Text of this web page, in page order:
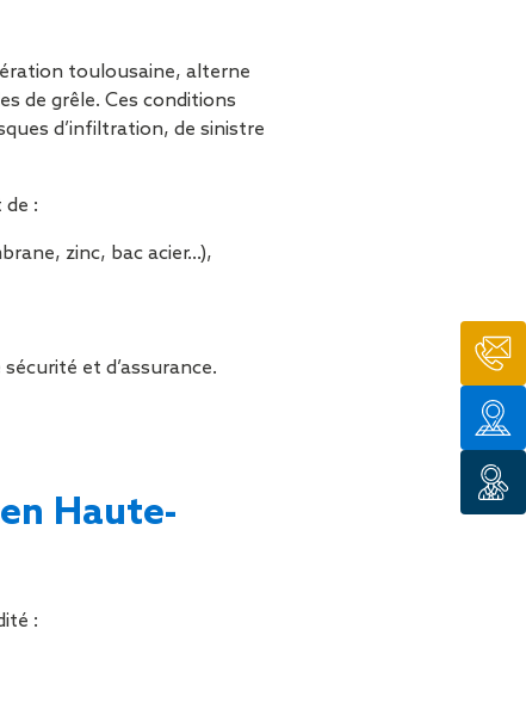
de
toulousaine, alterne
de grêle. Ces conditions
d’infiltration, de sinistre
de :
zinc, bac acier…),
et d’assurance.
Haute-
: